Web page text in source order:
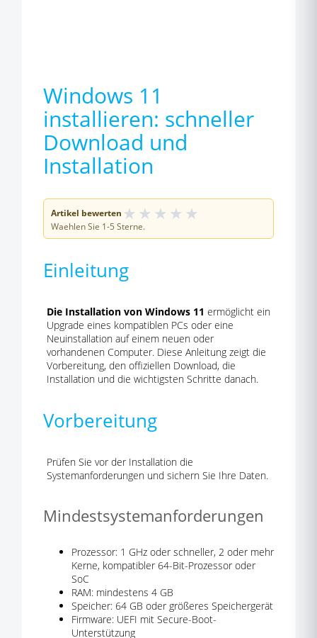
Windows 11
installieren: schneller
Download und
Installation
Artikel bewerten ★ ★ ★ ★ ★
Waehlen Sie 1-5 Sterne.
Einleitung
Die Installation von Windows 11 ermöglicht ein
Upgrade eines kompatiblen PCs oder eine
Neuinstallation auf einem neuen oder
vorhandenen Computer. Diese Anleitung zeigt die
Vorbereitung, den offiziellen Download, die
Installation und die wichtigsten Schritte danach.
Vorbereitung
Prüfen Sie vor der Installation die
Systemanforderungen und sichern Sie Ihre Daten.
Mindestsystemanforderungen
Prozessor: 1 GHz oder schneller, 2 oder mehr
Kerne, kompatibler 64-Bit-Prozessor oder
SoC
RAM: mindestens 4 GB
Speicher: 64 GB oder größeres Speichergerät
Firmware: UEFI mit Secure-Boot-
Unterstützung